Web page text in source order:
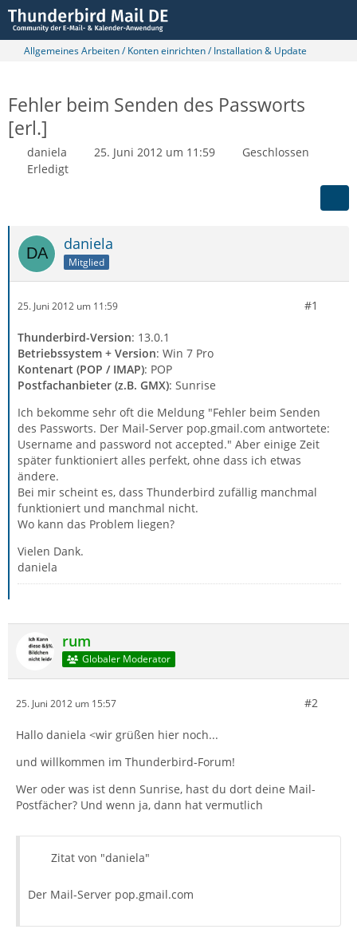
Allgemeines Arbeiten / Konten einrichten / Installation & Update
Fehler beim Senden des Passworts
[erl.]
daniela 25. Juni 2012 um 11:59
Geschlossen
Erledigt
daniela
Mitglied
25. Juni 2012 um 11:59 #1
Thunderbird-Version: 13.0.1
Betriebssystem + Version: Win 7 Pro
Kontenart (POP / IMAP): POP
Postfachanbieter (z.B. GMX): Sunrise
Ich bekomme sehr oft die Meldung "Fehler beim Senden
des Passworts. Der Mail-Server pop.gmail.com antwortete:
Username and password not accepted." Aber einige Zeit
später funktioniert alles perfekt, ohne dass ich etwas
ändere.
Bei mir scheint es, dass Thunderbird zufällig manchmal
funktioniert und manchmal nicht.
Wo kann das Problem liegen?
Vielen Dank.
daniela
rum
Globaler Moderator
25. Juni 2012 um 15:57 #2
Hallo daniela <wir grüßen hier noch...
und willkommen im Thunderbird-Forum!
Wer oder was ist denn Sunrise, hast du dort deine Mail-
Postfächer? Und wenn ja, dann hat vermutlich
Zitat von "daniela"
Der Mail-Server pop.gmail.com